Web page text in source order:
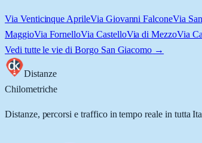
Via Venticinque AprileVia Giovanni FalconeVia
MaggioVia FornelloVia CastelloVia di MezzoVia
Vedi tutte le vie di Borgo San Giacomo →
Distanze
Chilometriche
Distanze, percorsi e traffico in tempo reale in tutta